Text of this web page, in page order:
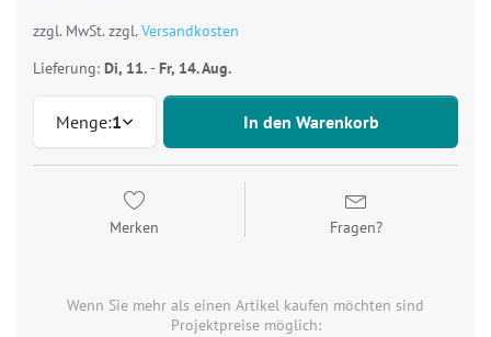
zzgl. MwSt. zzgl. Versandkosten
Lieferung: Di, 11.-Fr, 14. Aug.
Menge:1 In den Warenkorb
Merken Fragen?
Wenn Sie mehr als einen Artikel kaufen möchten sind
Projektpreise möglich: